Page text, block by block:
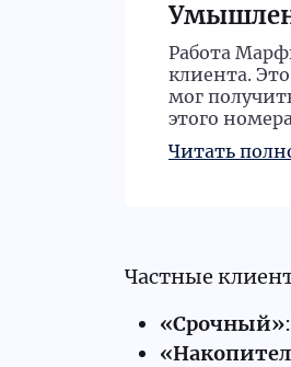
Работа
клиента.
мог
этого
Частные
«Срочный»